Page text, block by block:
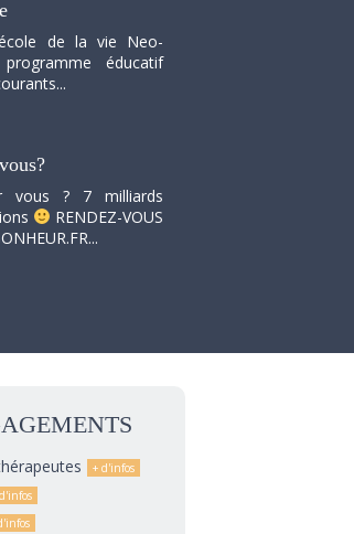
de la vie Neo-
éducatif
vous ? 7 milliards
RENDEZ-VOUS